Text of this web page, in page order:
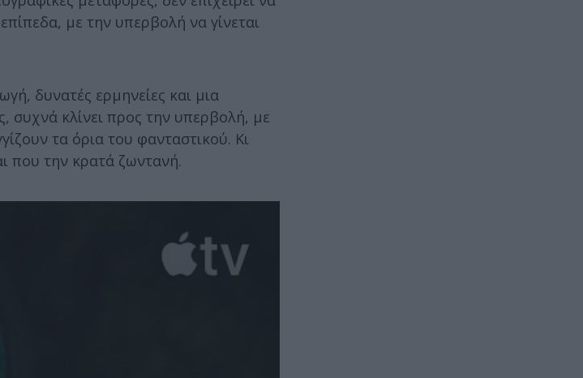
με την υπερβολή να γίνεται
δυνατές ερμηνείες και μια
συχνά κλίνει προς την υπερβολή, με
τα όρια του φανταστικού. Κι
που την κρατά ζωντανή.